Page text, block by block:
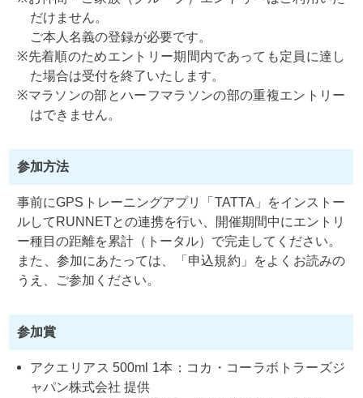
だけません。
ご本人名義の登録が必要です。
先着順のためエントリー期間内であっても定員に達し
た場合は受付を終了いたします。
マラソンの部とハーフマラソンの部の重複エントリー
はできません。
参加方法
事前にGPSトレーニングアプリ「TATTA」をインストー
ルしてRUNNETとの連携を行い、開催期間中にエントリ
ー種目の距離を累計（トータル）で完走してください。
また、参加にあたっては、「申込規約」をよくお読みの
うえ、ご参加ください。
参加賞
アクエリアス 500ml 1本：コカ・コーラボトラーズジ
ャパン株式会社 提供